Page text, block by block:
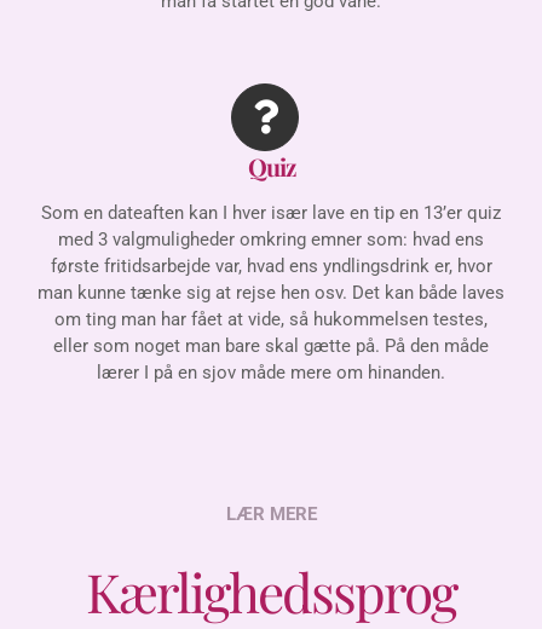
Quiz
Som en dateaften kan I hver især lave en tip en 13’er quiz
med 3 valgmuligheder omkring emner som: hvad ens
første fritidsarbejde var, hvad ens yndlingsdrink er, hvor
man kunne tænke sig at rejse hen osv. Det kan både laves
om ting man har fået at vide, så hukommelsen testes,
eller som noget man bare skal gætte på. På den måde
lærer I på en sjov måde mere om hinanden.
LÆR MERE
Kærlighedssprog